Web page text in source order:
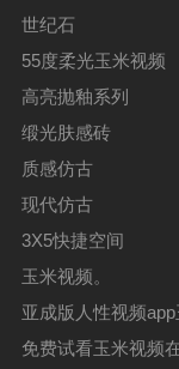
世纪石
55度柔光玉米视频
高亮抛釉系列
缎光肤感砖
质感仿古
现代仿古
3X5快捷空间
玉米视频。
亚成版人性视频
免费试看玉米视频